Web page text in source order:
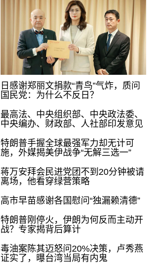
日感谢郑丽文捐款“青鸟”气炸，质问
国民党：为什么不反日？
最高法、中央组织部、中央政法委、
中央编办、财政部、人社部印发意见
特朗普手握全球最强军力却无计可
施，外媒揭美伊战争“无解三选一”
蒋万安拜会民进党团不到20分钟被请
离场，他看穿绿营策略
高市早苗感谢各国慰问“独漏赖清德”
特朗普刚停火，伊朗为何反而主动开
战？专家揭背后算计
毒油案陈其迈怒问20%决策，卢秀燕
证实了，曝台湾当局有内鬼